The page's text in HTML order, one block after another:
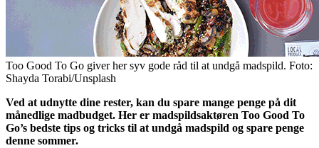
Too Good To Go giver her syv gode råd til at undgå madspild. Foto:
Shayda Torabi/Unsplash
Ved at udnytte dine rester, kan du spare mange penge på dit
månedlige madbudget. Her er madspildsaktøren Too Good To
Go’s bedste tips og tricks til at undgå madspild og spare penge
denne sommer.